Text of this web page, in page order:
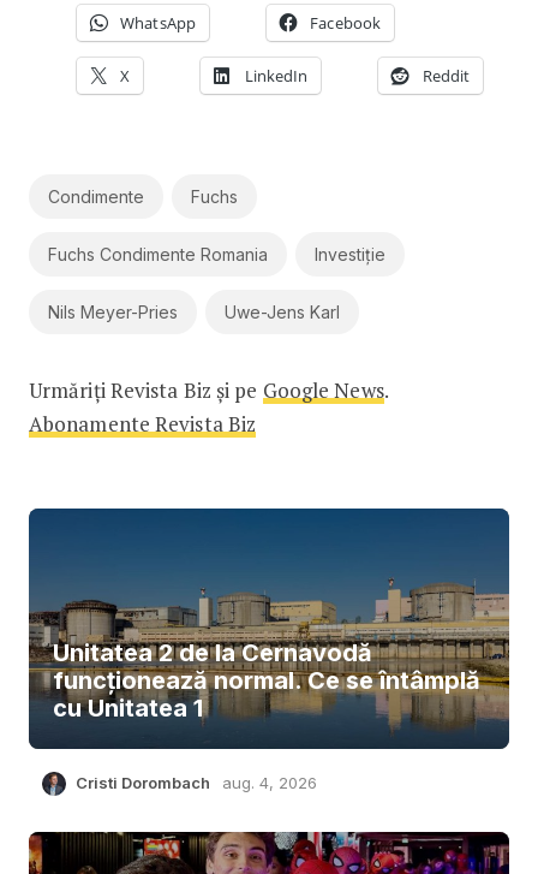
WhatsApp Facebook
X LinkedIn Reddit
Condimente Fuchs
Fuchs Condimente Romania Investiție
Nils Meyer-Pries Uwe-Jens Karl
Urmăriți Revista Biz și pe Google News.
Abonamente Revista Biz
Unitatea 2 de la Cernavodă
funcționează normal. Ce se întâmplă
cu Unitatea 1
Cristi Dorombach aug. 4, 2026